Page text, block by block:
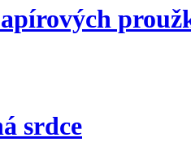
srdce